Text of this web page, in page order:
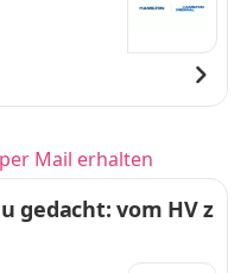
Mail erhalten
gedacht: vom HV z